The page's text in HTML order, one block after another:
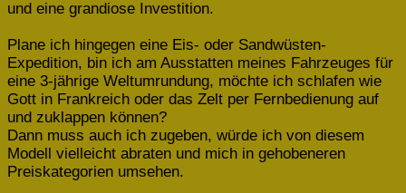
und eine grandiose Investition.
Plane ich hingegen eine Eis- oder Sandwüsten-
Expedition, bin ich am Ausstatten meines Fahrzeuges für
eine 3-jährige Weltumrundung, möchte ich schlafen wie
Gott in Frankreich oder das Zelt per Fernbedienung auf
und zuklappen können?
Dann muss auch ich zugeben, würde ich von diesem
Modell vielleicht abraten und mich in gehobeneren
Preiskategorien umsehen.